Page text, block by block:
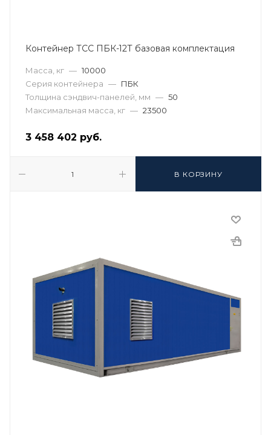
Контейнер ТСС ПБК-12Т базовая комплектация
Масса, кг — 10000
Серия контейнера — ПБК
Толщина сэндвич-панелей, мм — 50
Максимальная масса, кг — 23500
3 458 402 руб.
В КОРЗИНУ